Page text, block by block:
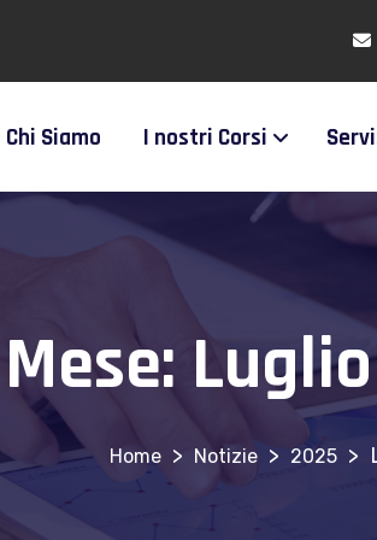
Chi Siamo I nostri Corsi
Mese:
> Notizie > 2025 >